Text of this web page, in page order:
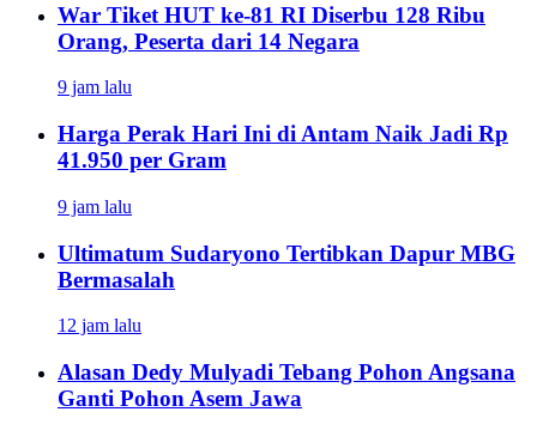
War Tiket HUT ke-81 RI Diserbu 128 Ribu
Orang, Peserta dari 14 Negara
9 jam lalu
Harga Perak Hari Ini di Antam Naik Jadi Rp
41.950 per Gram
9 jam lalu
Ultimatum Sudaryono Tertibkan Dapur MBG
Bermasalah
12 jam lalu
Alasan Dedy Mulyadi Tebang Pohon Angsana
Ganti Pohon Asem Jawa